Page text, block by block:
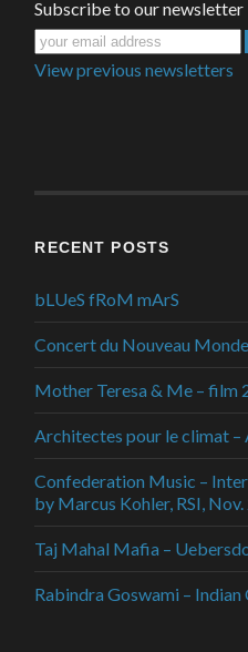
Subscribe to our newsletter
View previous newsletters
RECENT POSTS
bLUeS fRoM mArS
Concert du Nouveau
Mother Teresa & Me – film
Architectes pour le climat –
Confederation Music –
by Marcus Kohler, RSI,
Taj Mahal Mafia –
Rabindra Goswami –